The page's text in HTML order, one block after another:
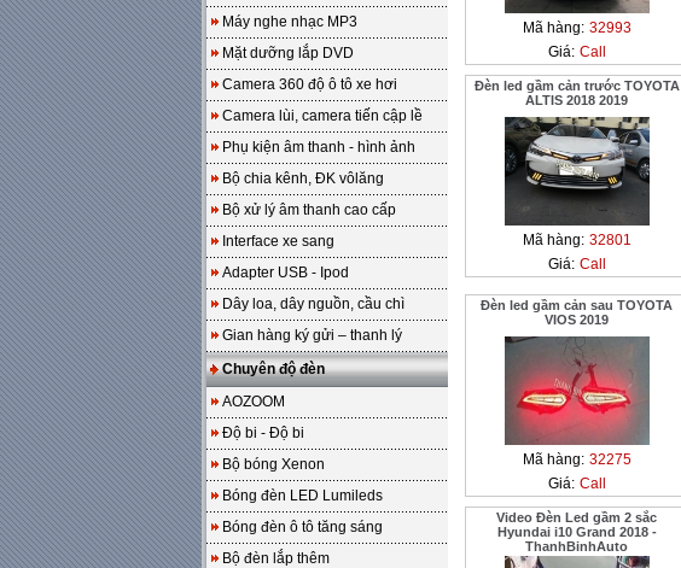
Máy nghe nhạc MP3
Mặt dưỡng lắp DVD
Camera 360 độ ô tô xe hơi
Camera lùi, camera tiến cập lề
Phụ kiện âm thanh - hình ảnh
Bộ chia kênh, ĐK vôlăng
Bộ xử lý âm thanh cao cấp
Interface xe sang
Adapter USB - Ipod
Dây loa, dây nguồn, cầu chì
Gian hàng ký gửi – thanh lý
Chuyên độ đèn
AOZOOM
Độ bi - Độ bi
Bộ bóng Xenon
Bóng đèn LED Lumileds
Bóng đèn ô tô tăng sáng
Bộ đèn lắp thêm
Mã hàng: 32993
Giá: Call
Đèn led gầm cản trước TOYOTA
ALTIS 2018 2019
Mã hàng: 32801
Giá: Call
Đèn led gầm cản sau TOYOTA
VIOS 2019
Mã hàng: 32275
Giá: Call
Video Đèn Led gầm 2 sắc
Hyundai i10 Grand 2018 -
ThanhBinhAuto